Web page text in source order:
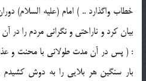
خطاب واگذارد .. ) امام (علیه السلام)
بيان كرد و ناراحتي و نگراني مردم را در
: ( پس در آن مدت طولاني با محنت و
بار سنگين هر بلايي را به دوش